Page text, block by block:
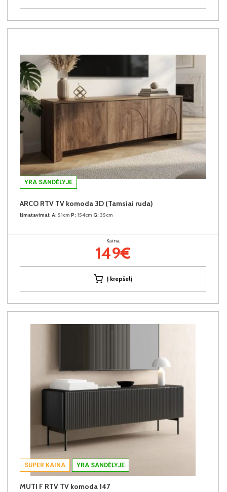
YRA SANDĖLYJE
ARCO RTV TV komoda 3D (Tamsiai ruda)
Išmatavimai: A: 51cm P: 154cm G: 35cm
Kaina:
149€
Į krepšelį
SUPER KAINA YRA SANDĖLYJE
MUTI F RTV TV komoda 147